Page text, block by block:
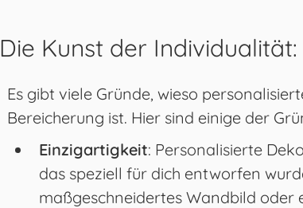
Die Kunst der
Es gibt viele Gründe, wieso
Bereicherung ist. Hier sind einige der
Einzigartigkeit: Personalisierte
das speziell für dich entworfen
maßgeschneidertes Wandbild oder